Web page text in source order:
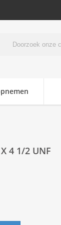
4 1/2 UNF